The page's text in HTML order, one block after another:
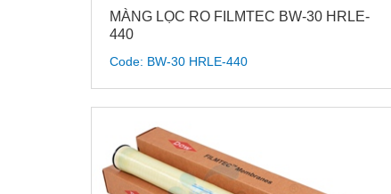
MÀNG LỌC RO FILMTEC BW-30 HRLE-
440
Code: BW-30 HRLE-440